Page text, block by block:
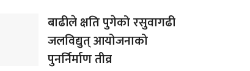
बाढीले क्षति पुगेको रसुवागढी
जलविद्युत् आयोजनाको
पुनर्निर्माण तीव्र